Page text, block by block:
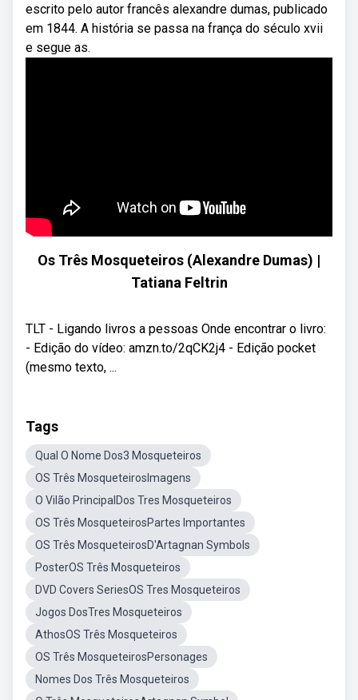
escrito pelo autor francês alexandre dumas, publicado
em 1844. A história se passa na frança do século xvii
e segue as.
Os Três Mosqueteiros (Alexandre Dumas) |
Tatiana Feltrin
TLT - Ligando livros a pessoas Onde encontrar o livro:
- Edição do vídeo: amzn.to/2qCK2j4 - Edição pocket
(mesmo texto, ...
Tags
Qual O Nome Dos3 Mosqueteiros
OS Três MosqueteirosImagens
O Vilão PrincipalDos Tres Mosqueteiros
OS Três MosqueteirosPartes Importantes
OS Três MosqueteirosD'Artagnan Symbols
PosterOS Três Mosqueteiros
DVD Covers SeriesOS Tres Mosqueteiros
Jogos DosTres Mosqueteiros
AthosOS Três Mosqueteiros
OS Três MosqueteirosPersonages
Nomes Dos Três Mosqueteiros